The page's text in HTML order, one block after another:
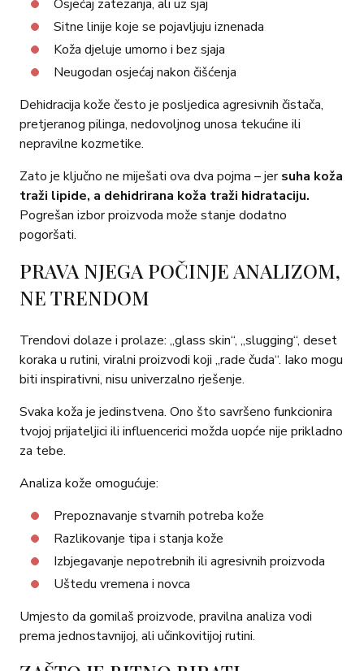
Osjećaj zatezanja, ali uz sjaj
Sitne linije koje se pojavljuju iznenada
Koža djeluje umorno i bez sjaja
Neugodan osjećaj nakon čišćenja
Dehidracija kože često je posljedica agresivnih čistača,
pretjeranog pilinga, nedovoljnog unosa tekućine ili
nepravilne kozmetike.
Zato je ključno ne miješati ova dva pojma – jersuha koža
traži lipide, a dehidrirana koža traži hidrataciju.
Pogrešan izbor proizvoda može stanje dodatno
pogoršati.
PRAVA NJEGA POČINJE ANALIZOM,
NE TRENDOM
Trendovi dolaze i prolaze: „glass skin“, „slugging“, deset
koraka u rutini, viralni proizvodi koji „rade čuda“. Iako mogu
biti inspirativni, nisu univerzalno rješenje.
Svaka koža je jedinstvena. Ono što savršeno funkcionira
tvojoj prijateljici ili influencerici možda uopće nije prikladno
za tebe.
Analiza kože omogućuje:
Prepoznavanje stvarnih potreba kože
Razlikovanje tipa i stanja kože
Izbjegavanje nepotrebnih ili agresivnih proizvoda
Uštedu vremena i novca
Umjesto da gomilaš proizvode, pravilna analiza vodi
prema jednostavnijoj, ali učinkovitijoj rutini.